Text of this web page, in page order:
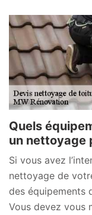
Quels
un nettoyage
Si vous avez
nettoyage de
des équipements
Vous devez vous